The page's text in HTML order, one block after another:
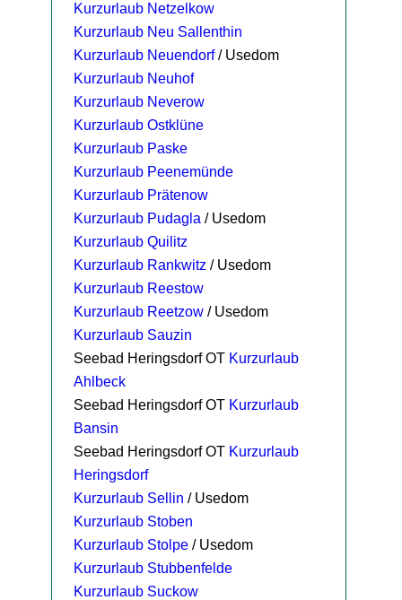
Kurzurlaub Netzelkow
Kurzurlaub Neu Sallenthin
Kurzurlaub Neuendorf/ Usedom
Kurzurlaub Neuhof
Kurzurlaub Neverow
Kurzurlaub Ostklüne
Kurzurlaub Paske
Kurzurlaub Peenemünde
Kurzurlaub Prätenow
Kurzurlaub Pudagla / Usedom
Kurzurlaub Quilitz
Kurzurlaub Rankwitz / Usedom
Kurzurlaub Reestow
Kurzurlaub Reetzow / Usedom
Kurzurlaub Sauzin
Seebad Heringsdorf OT Kurzurlaub
Ahlbeck
Seebad Heringsdorf OT Kurzurlaub
Bansin
Seebad Heringsdorf OT Kurzurlaub
Heringsdorf
Kurzurlaub Sellin / Usedom
Kurzurlaub Stoben
Kurzurlaub Stolpe / Usedom
Kurzurlaub Stubbenfelde
Kurzurlaub Suckow